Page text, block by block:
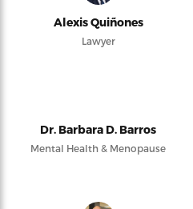
Alexis Quiñones
Lawyer
Dr. Barbara D. Barros
Mental Health & Menopause